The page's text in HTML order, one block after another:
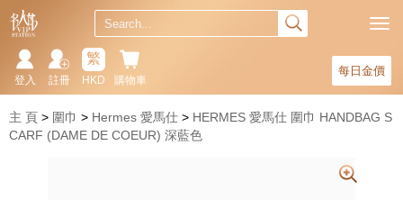
每日金價
購物車
繁
HKD
註冊
登入
主 頁 圍巾 Hermes 愛馬仕
HERMES 愛馬仕 圍巾 HANDBAG S
CARF (DAME DE COEUR) 深藍色